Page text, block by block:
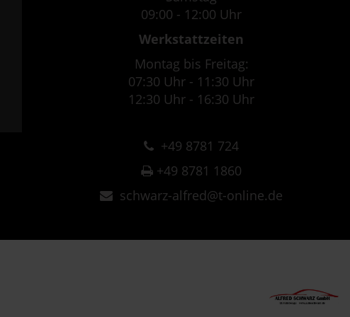
09:00 - 12:00 Uhr
Werkstattzeiten
Montag bis Freitag:
07:30 Uhr - 11:30 Uhr
12:30 Uhr - 16:30 Uhr
+49 8781 724
+49 8781 1860
schwarz-alfred@t-online.de